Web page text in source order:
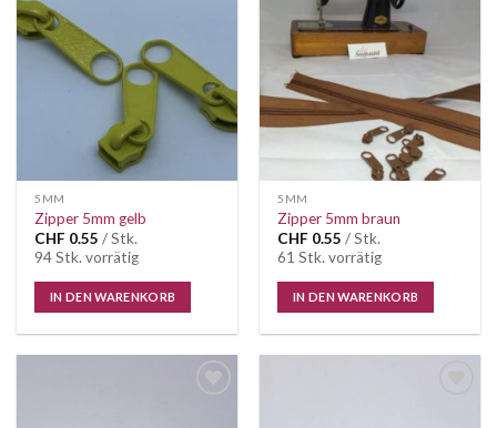
5MM
Zipper 5mm gelb
CHF 0.55 / Stk.
94 Stk. vorrätig
IN DEN WARENKORB
Wunschliste
5MM
Zipper 5mm braun
CHF 0.55 / Stk.
61 Stk. vorrätig
IN DEN WARENKORB